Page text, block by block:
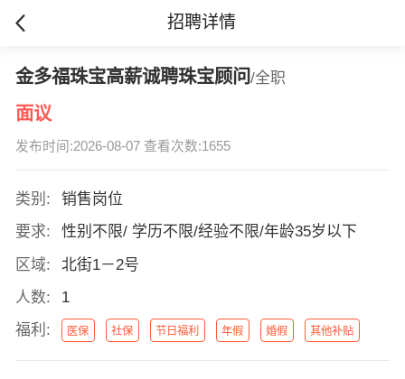
招聘详情
金多福珠宝高薪诚聘珠宝顾问/全职
面议
发布时间:2026-08-07 查看次数:1655
类别:
销售岗位
要求:
性别不限/ 学历不限/经验不限/年龄35岁以下
区域:
北街1－2号
人数:
1
福利:
医保 社保 节日福利 年假 婚假 其他补贴